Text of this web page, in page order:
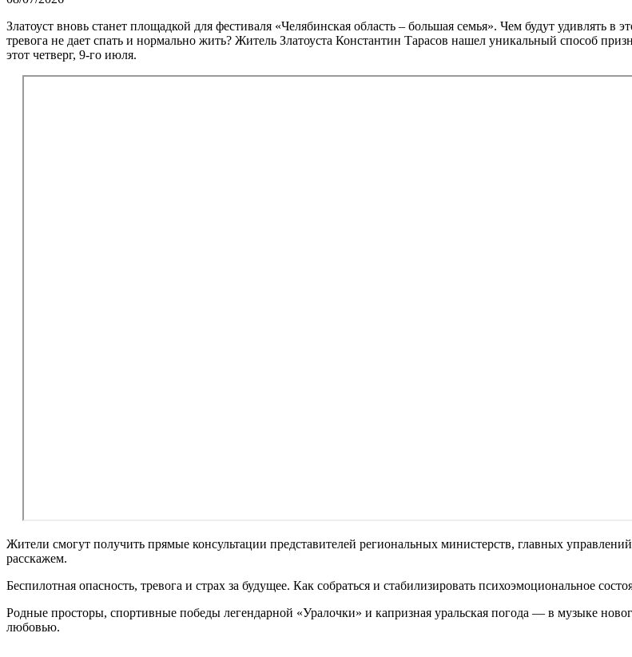
Златоуст вновь станет площадкой для фестиваля «Челябинская область – большая семья». Чем будут удивлять
тревога не дает спать и нормально жить? Житель Златоуста Константин Тарасов нашел уникальный способ
этот четверг, 9-го июля.
Жители смогут получить прямые консультации представителей региональных министерств, главных
расскажем.
Беспилотная опасность, тревога и страх за будущее. Как собраться и стабилизировать психоэмоциональное
Родные просторы, спортивные победы легендарной «Уралочки» и капризная уральская погода — в музыке
любовью.